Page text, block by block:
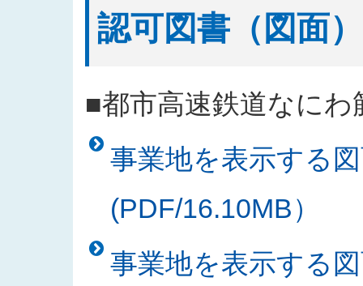
認可図書（図面）
■都市高速鉄道なにわ
事業地を表示する
(PDF/16.10MB）
事業地を表示する